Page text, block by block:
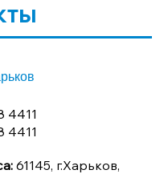
4411
4411
61145, г.Харьков,